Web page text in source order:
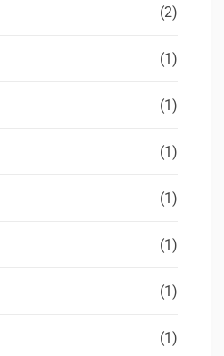
(2)
(1)
(1)
(1)
(1)
(1)
(1)
(1)